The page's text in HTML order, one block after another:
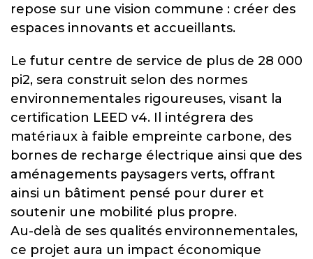
repose sur une vision commune : créer des
espaces innovants et accueillants.
Le futur centre de service de plus de 28 000
pi2, sera construit selon des normes
environnementales rigoureuses, visant la
certification LEED v4. Il intégrera des
matériaux à faible empreinte carbone, des
bornes de recharge électrique ainsi que des
aménagements paysagers verts, offrant
ainsi un bâtiment pensé pour durer et
soutenir une mobilité plus propre.
Au-delà de ses qualités environnementales,
ce projet aura un impact économique